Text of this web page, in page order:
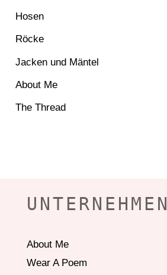
Hosen
Röcke
Jacken und Mäntel
About Me
The Thread
UNTERNEHMEN
About Me
Wear A Poem